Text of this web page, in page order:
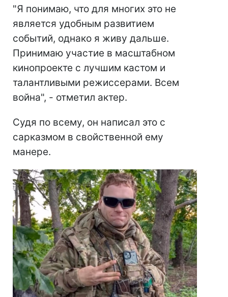
"Я понимаю, что для многих это не
является удобным развитием
событий, однако я живу дальше.
Принимаю участие в масштабном
кинопроекте с лучшим кастом и
талантливыми режиссерами. Всем
война", - отметил актер.
Судя по всему, он написал это с
сарказмом в свойственной ему
манере.